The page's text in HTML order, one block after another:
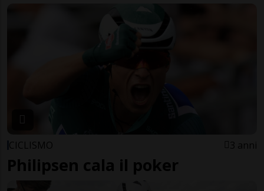
CICLISMO 3 anni
Philipsen cala il poker